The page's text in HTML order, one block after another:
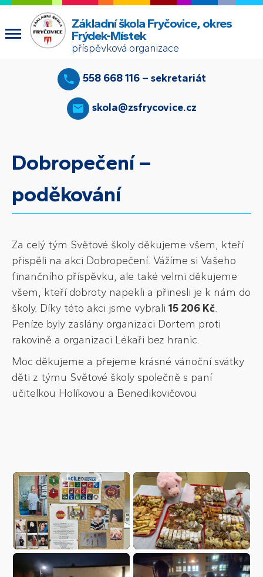
Základní škola Fryčovice, okres
Frýdek-Místek
příspěvková organizace
558 668 116 – sekretariát
skola@zsfrycovice.cz
Dobropečení –
poděkování
Za celý tým Světové školy děkujeme všem, kteří
přispěli na akci Dobropečení. Vážíme si Vašeho
finančního příspěvku, ale také velmi děkujeme
všem, kteří dobroty napekli a přinesli je k nám do
školy. Díky této akci jsme vybrali 15 206 Kč.
Peníze byly zaslány organizaci Dortem proti
rakovině a organizaci Lékaři bez hranic.
Moc děkujeme a přejeme krásné vánoční svátky
děti z týmu Světové školy společně s paní
učitelkou Holíkovou a Benedikovičovou